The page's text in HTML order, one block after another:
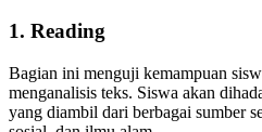
1. Reading
Bagian ini menguji kemampuan
menganalisis teks. Siswa akan
yang diambil dari berbagai sumber